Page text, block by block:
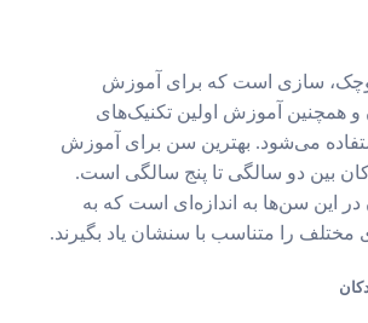
سازی است که برای آموزش
آموزش اولین تکنیک‌های
می‌شود. بهترین سن برای آموزش
بین دو سالگی تا پنج سالگی است.
سن‌ها به اندازه‌ای است که به
را متناسب با سنشان یاد بگیرند.